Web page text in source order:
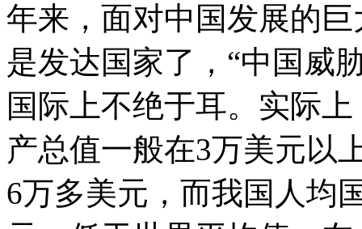
年来，面对中国发展的
是发达国家了，“中国威
国际上不绝于耳。实际
产总值一般在3万美元以
6万多美元，而我国人均